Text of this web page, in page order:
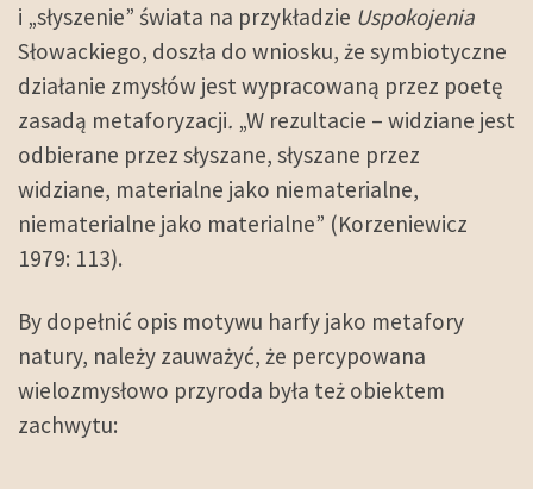
i „słyszenie” świata na przykładzie Uspokojenia
Słowackiego, doszła do wniosku, że symbiotyczne
działanie zmysłów jest wypracowaną przez poetę
zasadą metaforyzacji. „W rezultacie – widziane jest
odbierane przez słyszane, słyszane przez
widziane, materialne jako niematerialne,
niematerialne jako materialne” (Korzeniewicz
1979: 113).
By dopełnić opis motywu harfy jako metafory
natury, należy zauważyć, że percypowana
wielozmysłowo przyroda była też obiektem
zachwytu: